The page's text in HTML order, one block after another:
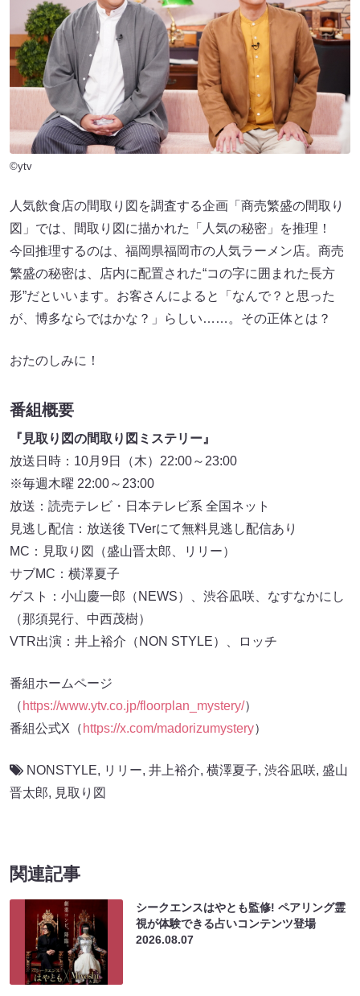
©ytv
人気飲食店の間取り図を調査する企画「商売繁盛の間取り
図」では、間取り図に描かれた「人気の秘密」を推理！
今回推理するのは、福岡県福岡市の人気ラーメン店。商売
繁盛の秘密は、店内に配置された“コの字に囲まれた長方
形”だといいます。お客さんによると「なんで？と思った
が、博多ならではかな？」らしい……。その正体とは？
おたのしみに！
番組概要
『見取り図の間取り図ミステリー』
放送日時：10月9日（木）22:00～23:00
※毎週木曜 22:00～23:00
放送：読売テレビ・日本テレビ系 全国ネット
見逃し配信：放送後 TVerにて無料見逃し配信あり
MC：見取り図（盛山晋太郎、リリー）
サブMC：横澤夏子
ゲスト：小山慶一郎（NEWS）、渋谷凪咲、なすなかにし
（那須晃行、中西茂樹）
VTR出演：井上裕介（NON STYLE）、ロッチ
番組ホームページ
（ https://www.ytv.co.jp/floorplan_mystery/）
番組公式X（ https://x.com/madorizumystery）
NONSTYLE, リリー, 井上裕介, 横澤夏子, 渋谷凪咲, 盛山
晋太郎, 見取り図
関連記事
シークエンスはやとも監修! ペアリング霊
視が体験できる占いコンテンツ登場
2026.08.07